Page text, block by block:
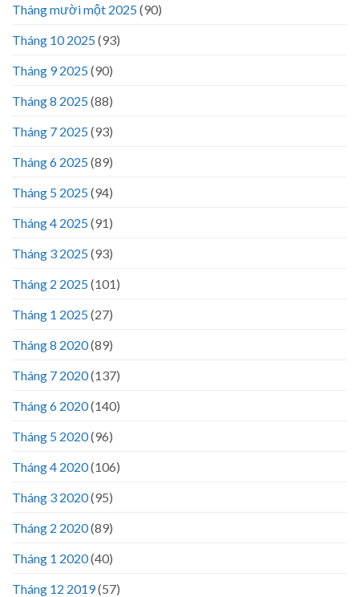
Tháng mười một 2025(90)
Tháng 10 2025(93)
Tháng 9 2025(90)
Tháng 8 2025(88)
Tháng 7 2025(93)
Tháng 6 2025(89)
Tháng 5 2025(94)
Tháng 4 2025(91)
Tháng 3 2025(93)
Tháng 2 2025(101)
Tháng 1 2025(27)
Tháng 8 2020(89)
Tháng 7 2020(137)
Tháng 6 2020(140)
Tháng 5 2020(96)
Tháng 4 2020(106)
Tháng 3 2020(95)
Tháng 2 2020(89)
Tháng 1 2020(40)
Tháng 12 2019(57)